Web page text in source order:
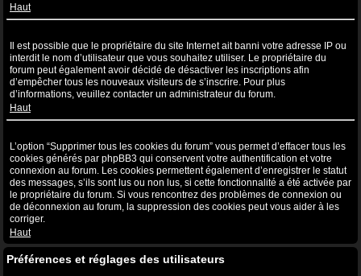
Haut
Il est possible que le propriétaire du site Internet ait banni votre adresse IP ou
interdit le nom d’utilisateur que vous souhaitez utiliser. Le propriétaire du
forum peut également avoir décidé de désactiver les inscriptions afin
d’empêcher tous les nouveaux visiteurs de s’inscrire. Pour plus
d’informations, veuillez contacter un administrateur du forum.
Haut
L’option “Supprimer tous les cookies du forum” vous permet d’effacer tous les
cookies générés par phpBB3 qui conservent votre authentification et votre
connexion au forum. Les cookies permettent également d’enregistrer le statut
des messages, s’ils sont lus ou non lus, si cette fonctionnalité a été activée par
le propriétaire du forum. Si vous rencontrez des problèmes de connexion ou
de déconnexion au forum, la suppression des cookies peut vous aider à les
corriger.
Haut
Préférences et réglages des utilisateurs